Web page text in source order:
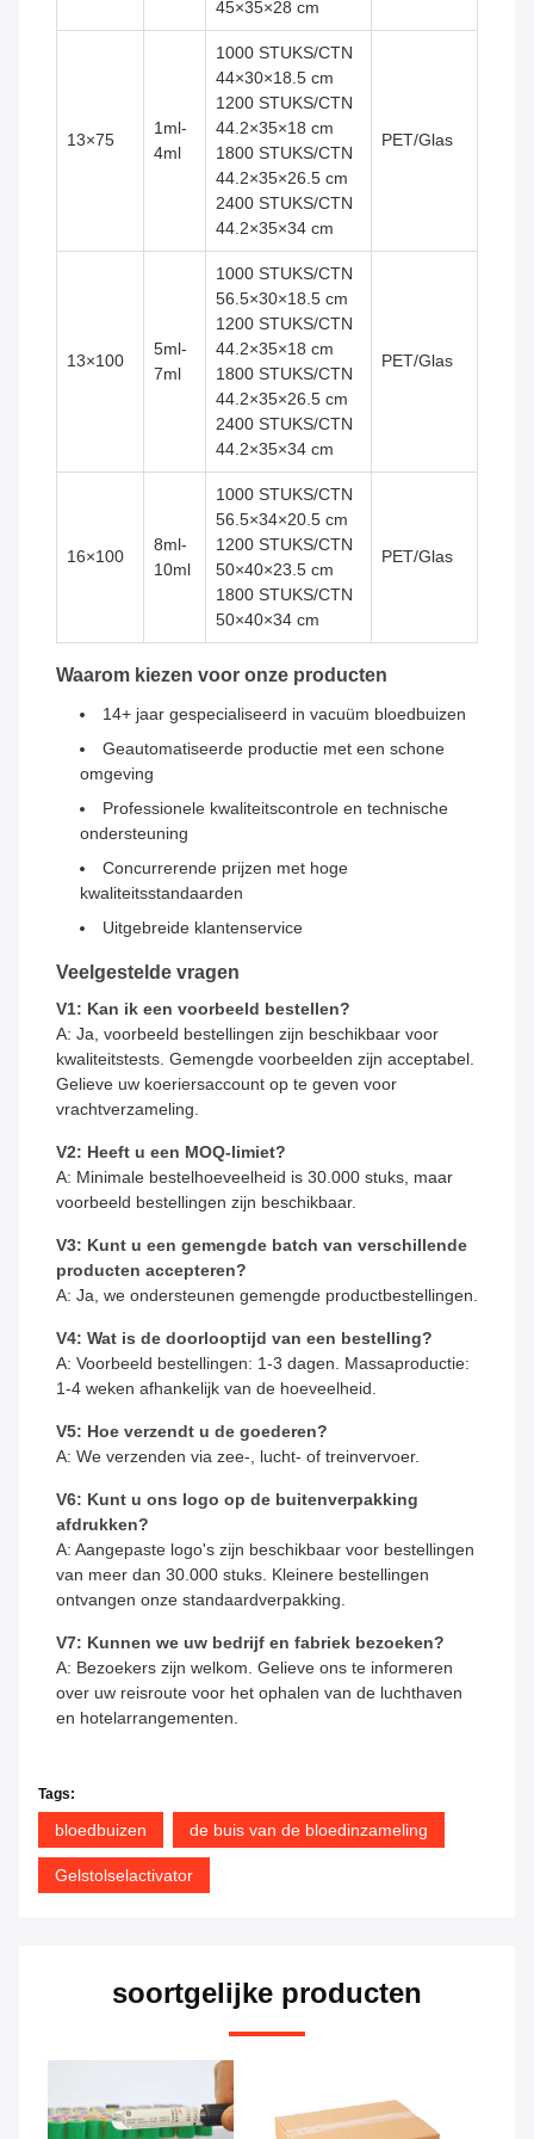
45×35×28 cm
13×75
1ml-
4ml
1000 STUKS/CTN
44×30×18.5 cm
1200 STUKS/CTN
44.2×35×18 cm
1800 STUKS/CTN
44.2×35×26.5 cm
2400 STUKS/CTN
44.2×35×34 cm
PET/Glas
13×100
5ml-
7ml
1000 STUKS/CTN
56.5×30×18.5 cm
1200 STUKS/CTN
44.2×35×18 cm
1800 STUKS/CTN
44.2×35×26.5 cm
2400 STUKS/CTN
44.2×35×34 cm
PET/Glas
16×100
8ml-
10ml
1000 STUKS/CTN
56.5×34×20.5 cm
1200 STUKS/CTN
50×40×23.5 cm
1800 STUKS/CTN
50×40×34 cm
PET/Glas
Waarom kiezen voor onze producten
14+ jaar gespecialiseerd in vacuüm bloedbuizen
Geautomatiseerde productie met een schone
omgeving
Professionele kwaliteitscontrole en technische
ondersteuning
Concurrerende prijzen met hoge
kwaliteitsstandaarden
Uitgebreide klantenservice
Veelgestelde vragen
V1: Kan ik een voorbeeld bestellen?
A: Ja, voorbeeld bestellingen zijn beschikbaar voor
kwaliteitstests. Gemengde voorbeelden zijn acceptabel.
Gelieve uw koeriersaccount op te geven voor
vrachtverzameling.
V2: Heeft u een MOQ-limiet?
A: Minimale bestelhoeveelheid is 30.000 stuks, maar
voorbeeld bestellingen zijn beschikbaar.
V3: Kunt u een gemengde batch van verschillende
producten accepteren?
A: Ja, we ondersteunen gemengde productbestellingen.
V4: Wat is de doorlooptijd van een bestelling?
A: Voorbeeld bestellingen: 1-3 dagen. Massaproductie:
1-4 weken afhankelijk van de hoeveelheid.
V5: Hoe verzendt u de goederen?
A: We verzenden via zee-, lucht- of treinvervoer.
V6: Kunt u ons logo op de buitenverpakking
afdrukken?
A: Aangepaste logo's zijn beschikbaar voor bestellingen
van meer dan 30.000 stuks. Kleinere bestellingen
ontvangen onze standaardverpakking.
V7: Kunnen we uw bedrijf en fabriek bezoeken?
A: Bezoekers zijn welkom. Gelieve ons te informeren
over uw reisroute voor het ophalen van de luchthaven
en hotelarrangementen.
Tags:
bloedbuizen de buis van de bloedinzameling
Gelstolselactivator
soortgelijke producten